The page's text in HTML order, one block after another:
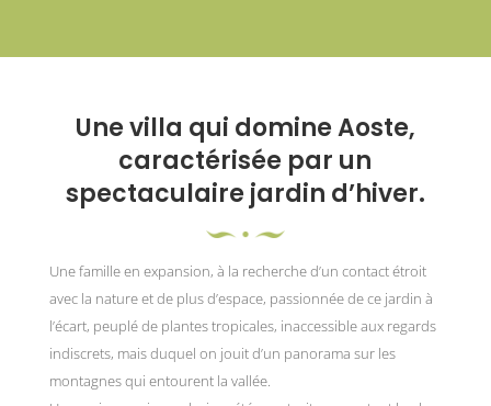
Une villa qui domine Aoste,
caractérisée par un
spectaculaire jardin d’hiver.
Une famille en expansion, à la recherche d’un contact étroit
avec la nature et de plus d’espace, passionnée de ce jardin à
l’écart, peuplé de plantes tropicales, inaccessible aux regards
indiscrets, mais duquel on jouit d’un panorama sur les
montagnes qui entourent la vallée.